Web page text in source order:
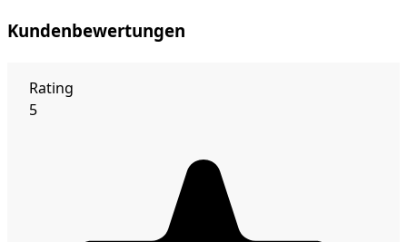
Kundenbewertungen
Rating
5